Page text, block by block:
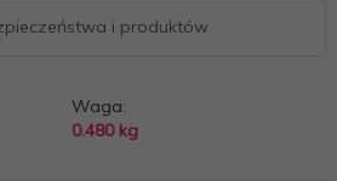
i produktów
Waga:
0.480 kg